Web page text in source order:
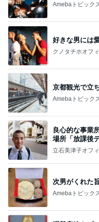
Amebaトピック
好きな男には
クノタチホオフ
京都観光で立
Amebaトピック
良心的な事業
場所「放課後
実の
立石美津子オフ
次男がくれた
Amebaトピック